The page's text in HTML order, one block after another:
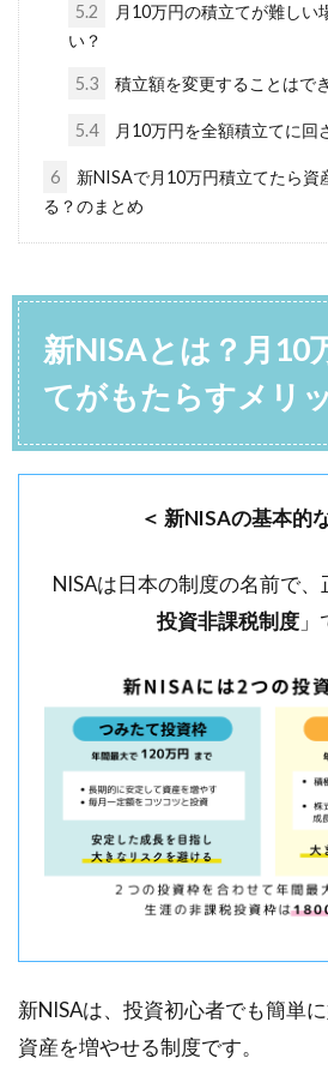
5.2
月10万円の積立てが難しい
い？
5.3 積立額を変更することはで
5.4 月10万円を全額積立てに回
6
新NISAで月10万円積立てたら資
る？のまとめ
新NISAとは？月10
てがもたらすメリ
＜ 新NISAの基本的
NISAは日本の制度の名前で
投資非課税制度」
新NISAは、投資初心者でも簡単
資産を増やせる制度です。